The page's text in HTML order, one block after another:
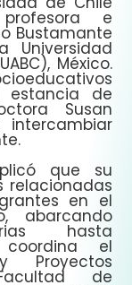
e
Bustamante
Universidad
México.
estancia de
Susan
que su
relacionadas
en el
abarcando
hasta
coordina el
Proyectos
de